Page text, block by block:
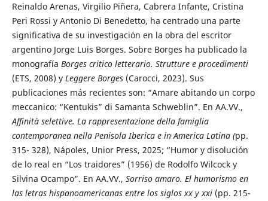
Reinaldo Arenas, Virgilio Piñera, Cabrera Infante, Cristina
Peri Rossi y Antonio Di Benedetto, ha centrado una parte
significativa de su investigación en la obra del escritor
argentino Jorge Luis Borges. Sobre Borges ha publicado la
monografía Borges critico letterario. Strutture e procedimenti
(ETS, 2008) y Leggere Borges (Carocci, 2023). Sus
publicaciones más recientes son: “Amare abitando un corpo
meccanico: “Kentukis” di Samanta Schweblin”. En AA.VV.,
Affinità selettive. La rappresentazione della famiglia
contemporanea nella Penisola Iberica e in America Latina (pp.
315- 328), Nápoles, Unior Press, 2025; “Humor y disolución
de lo real en “Los traidores” (1956) de Rodolfo Wilcock y
Silvina Ocampo”. En AA.VV., Sorriso amaro. El humorismo en
las letras hispanoamericanas entre los siglosxx yxxi (pp. 215-